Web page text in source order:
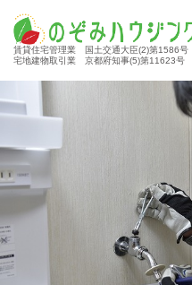
賃貸住宅管理業 国土交通大臣(2)第1586号
宅地建物取引業 京都府知事(5)第11623号